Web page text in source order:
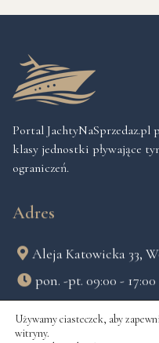
Portal JachtyNaSprzedaz.pl
klasy jednostki pływające
ograniczeń.
Adres
Aleja Katowicka 33,
pon. -pt. 09:00 - 17:00
Info
Używamy ciasteczek, aby
witryny.